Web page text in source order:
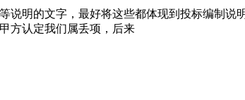
明的文字，最好将这些都体现到投标编制说
方认定我们属丢项，后来